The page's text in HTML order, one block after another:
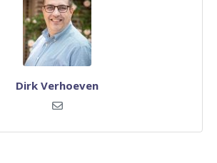
Dirk Verhoeven